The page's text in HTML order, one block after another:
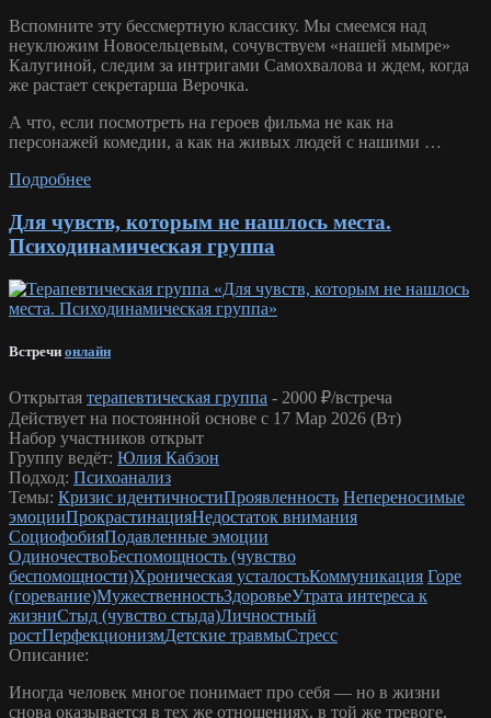
Вспомните эту бессмертную классику. Мы смеемся над
неуклюжим Новосельцевым, сочувствуем «нашей мымре»
Калугиной, следим за интригами Самохвалова и ждем, когда
же растает секретарша Верочка.
А что, если посмотреть на героев фильма не как на
персонажей комедии, а как на живых людей с нашими …
Подробнее
Для чувств, которым не нашлось места.
Психодинамическая группа
Встречи онлайн
Открытая терапевтическая группа - 2000 ₽/встреча
Действует на постоянной основе с 17 Мар 2026 (Вт)
Набор участников открыт
Группу ведёт: Юлия Кабзон
Подход: Психоанализ
Темы: Кризис идентичностиПроявленность Непереносимые
эмоцииПрокрастинацияНедостаток внимания
СоциофобияПодавленные эмоции
ОдиночествоБеспомощность (чувство
беспомощности)Хроническая усталостьКоммуникация Горе
(горевание)МужественностьЗдоровьеУтрата интереса к
жизниСтыд (чувство стыда)Личностный
ростПерфекционизмДетские травмыСтресс
Описание:
Иногда человек многое понимает про себя — но в жизни
снова оказывается в тех же отношениях, в той же тревоге,